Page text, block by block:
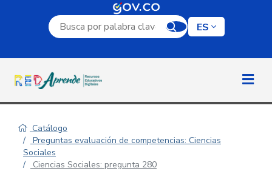
Campo de búsqueda por palabra clave
ES
Catálogo
Preguntas evaluación de competencias: Ciencias
Sociales
Ciencias Sociales: pregunta 280